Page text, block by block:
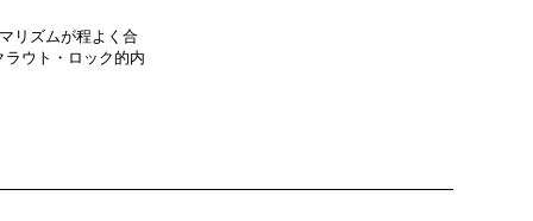
リズムが程よく合
ウト・ロック的内